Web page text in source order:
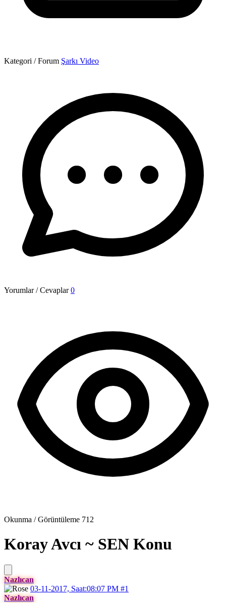
Kategori / Forum Şarkı Video
Yorumlar / Cevaplar 0
Okunma / Görüntüleme 712
Koray Avcı ~ SEN Konu
Nazlıcan
03-11-2017, Saat:08:07 PM #1
Nazlıcan